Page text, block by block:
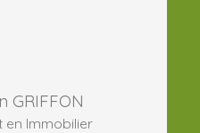
GRIFFON
en Immobilier